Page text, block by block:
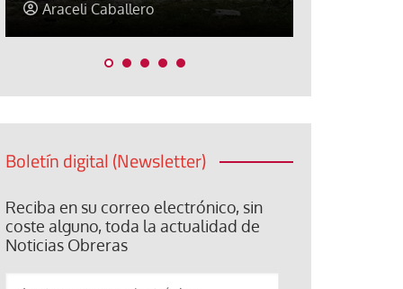
Jorge Hernández
Boletín digital (Newsletter)
Reciba en su correo electrónico, sin
coste alguno, toda la actualidad de
Noticias Obreras